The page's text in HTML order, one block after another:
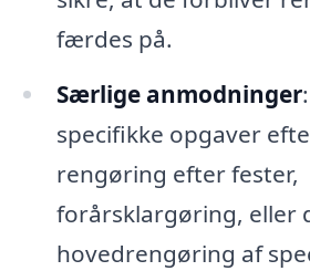
færdes på.
Særlige anmodninger
specifikke opgaver
rengøring efter fester,
forårsklargøring, eller
hovedrengøring af